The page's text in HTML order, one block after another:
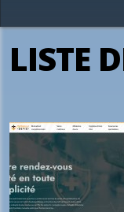
LISTE